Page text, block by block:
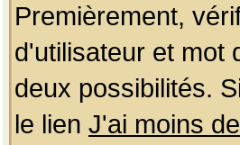
Premièrement,
d'utilisateur et mot
deux possibilités.
le lien J'ai moins